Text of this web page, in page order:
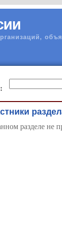
разделе не